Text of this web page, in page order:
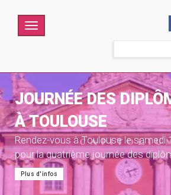
Menu
JOURNÉE DES
À TOULOUSE
Rendez-vous à Toulouse le samedi
pour la quatrième journée des
Plus d'infos